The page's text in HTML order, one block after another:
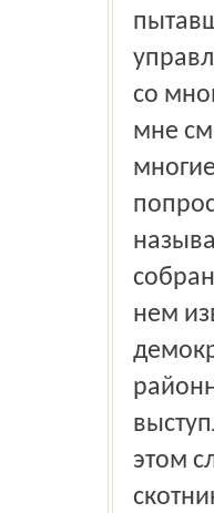
со
мне
нем
этом